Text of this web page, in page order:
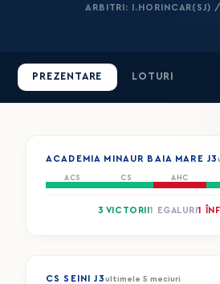
ARBITRI: I.HORINCAR(SJ)
PREZENTARE LOTURI
ACADEMIA MINAUR BAIA MARE J3
ACS CS AHC
3 VICTORII1 EGALURI1
CS SEINI J3 ultimele 5 meciuri